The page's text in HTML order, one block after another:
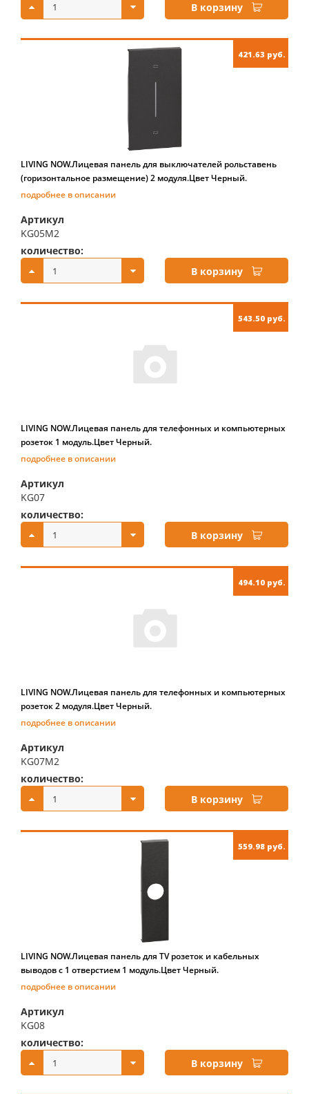
В корзину
421.63 руб.
LIVING NOW.Лицевая панель для выключателей рольставень
(горизонтальное размещение) 2 модуля.Цвет Черный.
подробнее в описании
Артикул
KG05M2
количество:
В корзину
543.50 руб.
LIVING NOW.Лицевая панель для телефонных и компьютерных
розеток 1 модуль.Цвет Черный.
подробнее в описании
Артикул
KG07
количество:
В корзину
494.10 руб.
LIVING NOW.Лицевая панель для телефонных и компьютерных
розеток 2 модуля.Цвет Черный.
подробнее в описании
Артикул
KG07M2
количество:
В корзину
559.98 руб.
LIVING NOW.Лицевая панель для TV розеток и кабельных
выводов с 1 отверстием 1 модуль.Цвет Черный.
подробнее в описании
Артикул
KG08
количество:
В корзину